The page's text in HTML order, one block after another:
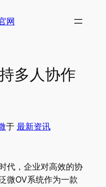
网
多人协作
于 最新资讯
代，企业对高效的协
微OV系统作为一款